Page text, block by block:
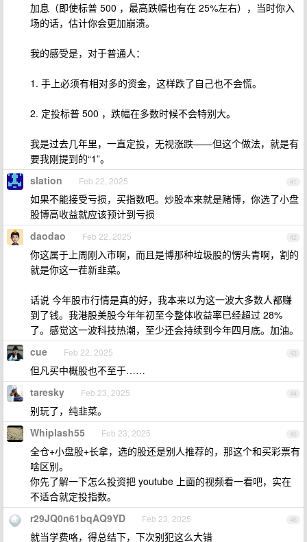
加息（即使标普 500 ，最高跌幅也有在 25%左右），当时你入
场的话，估计你会更加崩溃。
我的感受是，对于普通人：
1. 手上必须有相对多的资金，这样跌了自己也不会慌。
2. 定投标普 500 ，跌幅在多数时候不会特别大。
我是过去几年里，一直定投，无视涨跌——但这个做法，就是有
要我刚提到的“1”。
41
slation Feb 22, 2025
如果不能接受亏损，买指数吧。炒股本来就是赌博，你选了小盘
股博高收益就应该预计到亏损
42
daodao Feb 22, 2025
你这属于上周刚入市啊，而且是博那种垃圾股的愣头青啊，割的
就是你这一茬新韭菜。
话说 今年股市行情是真的好，我本来以为这一波大多数人都赚
到了钱。我港股美股今年年初至今整体收益率已经超过 28%
了。感觉这一波科技热潮，至少还会持续到今年四月底。加油。
43
cue Feb 22, 2025
但凡买中概股也不至于……
44
taresky Feb 23, 2025
别玩了，纯韭菜。
45
Whiplash55 Feb 23, 2025
全仓+小盘股+长拿，选的股还是别人推荐的，那这个和买彩票有
啥区别。
你先了解一下怎么投资把 youtube 上面的视频看一看吧，实在
不适合就定投指数。
46
r29JQ0n61bqAQ9YD Feb 23, 2025
就当学费咯，得总结下，下次别犯这么大错